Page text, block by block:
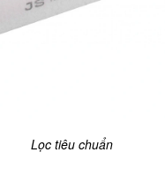
Lọc tiêu chuẩn